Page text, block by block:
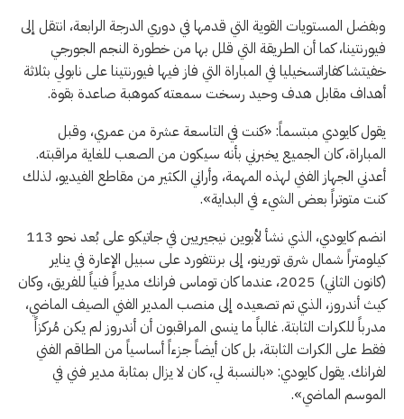
وبفضل المستويات القوية التي قدمها في دوري الدرجة الرابعة، انتقل إلى
فيورنتينا، كما أن الطريقة التي قلل بها من خطورة النجم الجورجي
خفيتشا كفاراتسخيليا في المباراة التي فاز فيها فيورنتينا على نابولي بثلاثة
أهداف مقابل هدف وحيد رسخت سمعته كموهبة صاعدة بقوة.
يقول كايودي مبتسماً: «كنت في التاسعة عشرة من عمري، وقبل
المباراة، كان الجميع يخبرني بأنه سيكون من الصعب للغاية مراقبته.
أعدني الجهاز الفني لهذه المهمة، وأراني الكثير من مقاطع الفيديو، لذلك
كنت متوتراً بعض الشيء في البداية».
انضم كايودي، الذي نشأ لأبوين نيجيريين في جاتيكو على بُعد نحو 113
كيلومتراً شمال شرق تورينو، إلى برنتفورد على سبيل الإعارة في يناير
(كانون الثاني) 2025، عندما كان توماس فرانك مديراً فنياً للفريق، وكان
كيث أندروز، الذي تم تصعيده إلى منصب المدير الفني الصيف الماضي،
مدرباً للكرات الثابتة. غالباً ما ينسى المراقبون أن أندروز لم يكن مُركزاً
فقط على الكرات الثابتة، بل كان أيضاً جزءاً أساسياً من الطاقم الفني
لفرانك. يقول كايودي: «بالنسبة لي، كان لا يزال بمثابة مدير فني في
الموسم الماضي».